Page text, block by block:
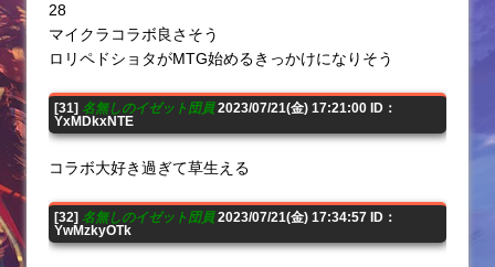
28
マイクラコラボ良さそう
ロリペドショタがMTG始めるきっかけになりそう
[31] 名無しのイゼット団員2023/07/21(金) 17:21:00 ID：
YxMDkxNTE
コラボ大好き過ぎて草生える
[32] 名無しのイゼット団員2023/07/21(金) 17:34:57 ID：
YwMzkyOTk